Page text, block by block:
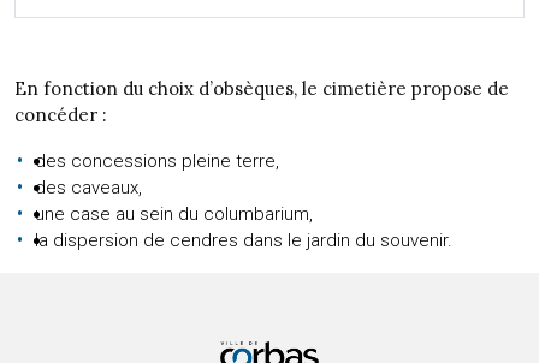
En fonction du choix d’obsèques, le cimetière propose de
concéder :
des concessions pleine terre,
des caveaux,
une case au sein du columbarium,
la dispersion de cendres dans le jardin du souvenir.